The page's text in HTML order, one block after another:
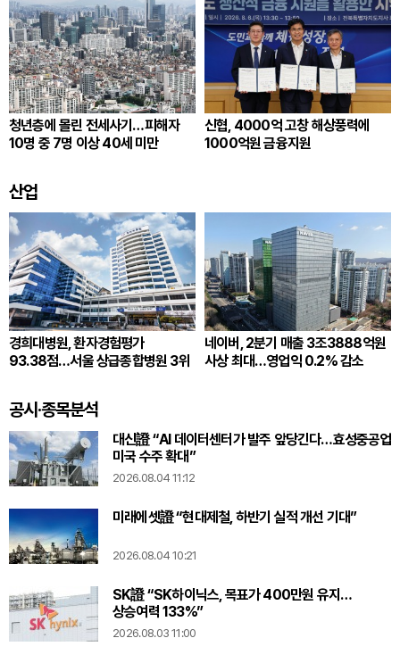
청년층에 몰린 전세사기…피해자
10명 중 7명 이상 40세 미만
신협, 4000억 고창 해상풍력에
1000억원 금융지원
산업
경희대병원, 환자경험평가
93.38점…서울 상급종합병원 3위
네이버, 2분기 매출 3조3888억원
사상 최대…영업익 0.2% 감소
공시·종목분석
대신證 “AI 데이터센터가 발주 앞당긴다…효성중공업
미국 수주 확대”
2026.08.04 11:12
미래에셋證 “현대제철, 하반기 실적 개선 기대”
2026.08.04 10:21
SK證 “SK하이닉스, 목표가 400만원 유지…
상승여력 133%”
2026.08.03 11:00